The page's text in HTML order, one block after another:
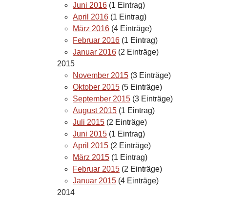
Juni 2016 (1 Eintrag)
April 2016 (1 Eintrag)
März 2016 (4 Einträge)
Februar 2016 (1 Eintrag)
Januar 2016 (2 Einträge)
2015
November 2015 (3 Einträge)
Oktober 2015 (5 Einträge)
September 2015 (3 Einträge)
August 2015 (1 Eintrag)
Juli 2015 (2 Einträge)
Juni 2015 (1 Eintrag)
April 2015 (2 Einträge)
März 2015 (1 Eintrag)
Februar 2015 (2 Einträge)
Januar 2015 (4 Einträge)
2014